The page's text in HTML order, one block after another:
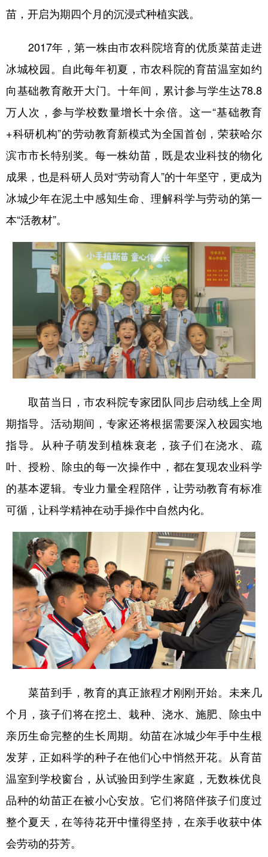
四川 贵州 云南 西藏
新疆 内蒙古 黑龙江
多语种频道
English Español Français عربى
Русский язык 日本語 한국어
Deutsch
苗，开启为期四个月的沉浸式种植实践。
2017年，第一株由市农科院培育的优质菜苗走进
冰城校园。自此每年初夏，市农科院的育苗温室如约
向基础教育敞开大门。十年间，累计参与学生达78.8
万人次，参与学校数量增长十余倍。这一“基础教育
+科研机构”的劳动教育新模式为全国首创，荣获哈尔
滨市市长特别奖。每一株幼苗，既是农业科技的物化
成果，也是科研人员对“劳动育人”的十年坚守，更成为
冰城少年在泥土中感知生命、理解科学与劳动的第一
本“活教材”。
取苗当日，市农科院专家团队同步启动线上全周
期指导。活动期间，专家还将根据需要深入校园实地
指导。从种子萌发到植株衰老，孩子们在浇水、疏
叶、授粉、除虫的每一次操作中，都在复现农业科学
的基本逻辑。专业力量全程陪伴，让劳动教育有标准
可循，让科学精神在动手操作中自然内化。
菜苗到手，教育的真正旅程才刚刚开始。未来几
个月，孩子们将在挖土、栽种、浇水、施肥、除虫中
亲历生命完整的生长周期。幼苗在冰城少年手中生根
发芽，正如科学的种子在他们心中悄然开花。从育苗
温室到学校窗台，从试验田到学生家庭，无数株优良
品种的幼苗正在被小心安放。它们将陪伴孩子们度过
整个夏天，在等待花开中懂得坚持，在亲手收获中体
会劳动的芬芳。